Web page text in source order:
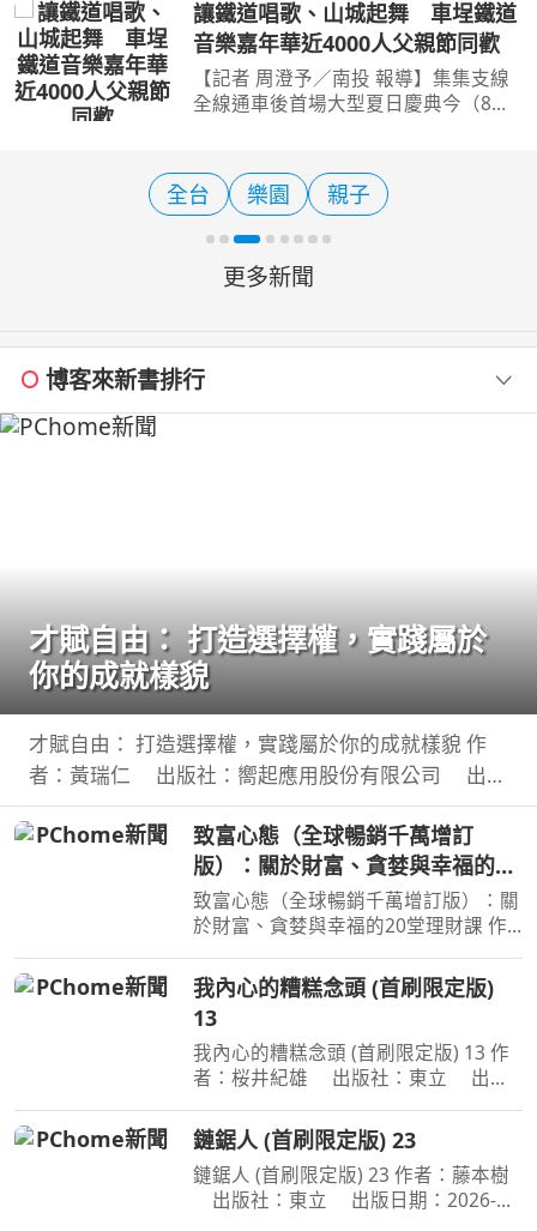
體驗果園採果，嘉義縣文化觀光局推薦
親子家庭安排水上小旅
讓鐵道唱歌、山城起舞 車埕鐵道
音樂嘉年華近4000人父親節同歡
【記者 周澄予／南投 報導】集集支線
全線通車後首場大型夏日慶典今（8）
鐵道音樂嘉年華—讓鐵道唱歌，讓山城
起舞」，結合鐵道、音樂
全台 樂園 親子
更多新聞
博客來新書排行
才賦自由： 打造選擇權，實踐屬於
你的成就樣貌
才賦自由： 打造選擇權，實踐屬於你的成就樣貌 作
者：黃瑞仁 出版社：嚮起應用股份有限公司 出版
日期：2026-08-01 00:00:00 【本書簡介】 ◎擺脫盲
目耗竭的斜槓陷阱，將個人專長系統化整合，打造可
致富心態（全球暢銷千萬增訂
版）：關於財富、貪婪與幸福的20
堂理財課
致富心態（全球暢銷千萬增訂版）：關
於財富、貪婪與幸福的20堂理財課 作
文 林俊宏 出版社：天下文化出版社
出版日期：2026-02-02 00:00:00 特
別收錄２篇彩蛋加碼
我內心的糟糕念頭 (首刷限定版)
13
我內心的糟糕念頭 (首刷限定版) 13 作
者：桜井紀雄 出版社：東立 出版
開始同居？時間是測驗即將到來的寒
假。京太郎居然面臨得到山田家寄住的
狀況！住在同一個屋簷
鏈鋸人 (首刷限定版) 23
鏈鋸人 (首刷限定版) 23 作者：藤本樹
出版社：東立 出版日期：2026-